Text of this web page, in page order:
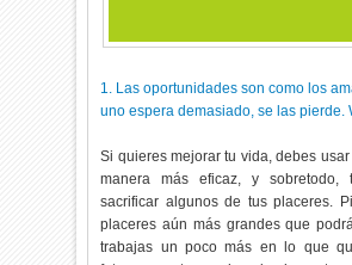
1. Las oportunidades son como los
uno espera demasiado, se las pierde.
Si quieres mejorar tu vida, debes
manera más eficaz, y sobretodo,
sacrificar algunos de tus placeres.
placeres aún más grandes que
trabajas un poco más en lo que